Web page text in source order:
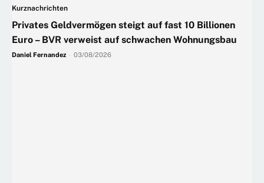
Kurznachrichten
Privates Geldvermögen steigt auf fast 10 Billionen
Euro – BVR verweist auf schwachen Wohnungsbau
Daniel Fernandez 03/08/2026